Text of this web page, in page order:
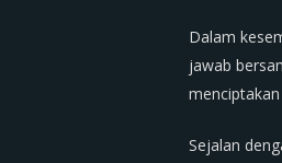
Dalam
jawab
Sejalan